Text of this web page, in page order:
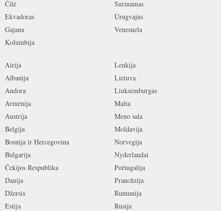
Čilė
Ekvadoras
Gajana
Kolumbija
Surinamas
Urugvajus
Venesuela
Airija
Albanija
Andora
Armėnija
Austrija
Belgija
Bosnija ir Hercegovina
Bulgarija
Čekijos Respublika
Danija
Džersis
Estija
Lenkija
Lietuva
Liuksemburgas
Malta
Meno sala
Moldavija
Norvegija
Nyderlandai
Portugalija
Prancūzija
Rumunija
Rusija